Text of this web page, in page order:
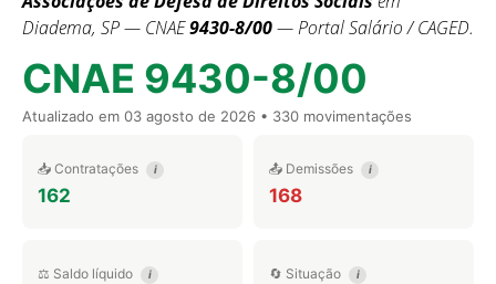
Diadema, SP — CNAE9430-8/00— Portal Salário / CAGED.
CNAE 9430-8/00
Atualizado em 03 agosto de 2026 • 330 movimentações
📥 Contratações i
162
📤 Demissões i
168
⚖️ Saldo líquido i 🔄 Situação i